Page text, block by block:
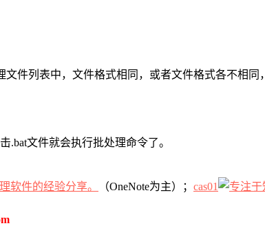
件列表中，文件格式相同，或者文件格式各不相同
.bat文件就会执行批处理命令了。
（OneNote为主）； cas01